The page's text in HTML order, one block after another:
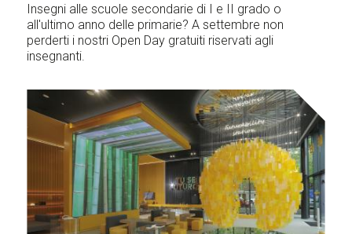
Insegni alle scuole secondarie di I e II grado o
all'ultimo anno delle primarie? A settembre non
perderti i nostri Open Day gratuiti riservati agli
insegnanti.